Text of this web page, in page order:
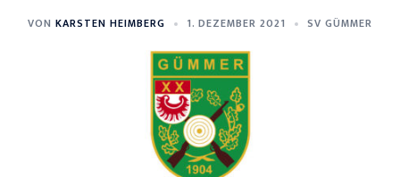
VON KARSTEN HEIMBERG 1. DEZEMBER 2021 SV GÜMMER